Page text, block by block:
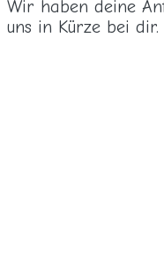
Wir haben deine
uns in Kürze bei dir.